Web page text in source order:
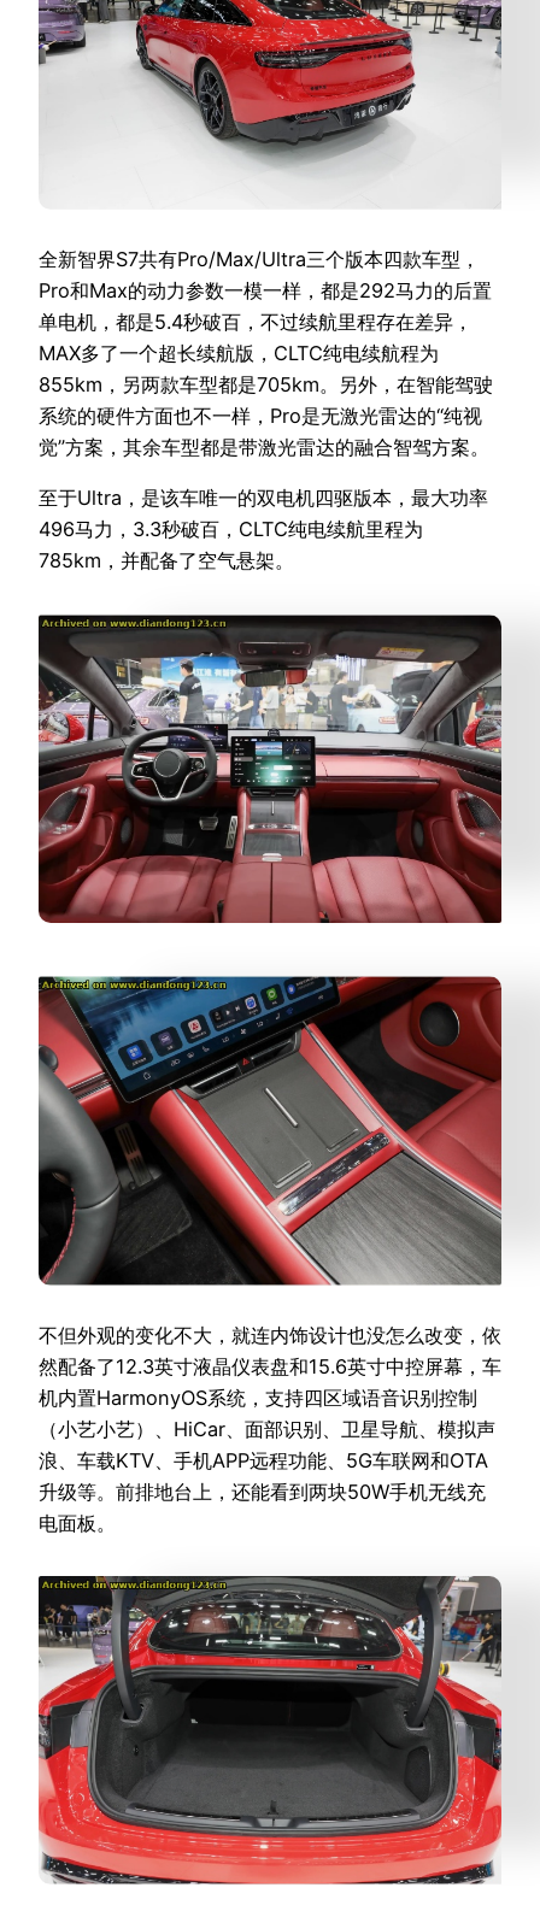
全新智界S7共有Pro/Max/Ultra三个版本四款车型，
Pro和Max的动力参数一模一样，都是292马力的后置
单电机，都是5.4秒破百，不过续航里程存在差异，
MAX多了一个超长续航版，CLTC纯电续航程为
855km，另两款车型都是705km。另外，在智能驾驶
系统的硬件方面也不一样，Pro是无激光雷达的“纯视
觉”方案，其余车型都是带激光雷达的融合智驾方案。
至于Ultra，是该车唯一的双电机四驱版本，最大功率
496马力，3.3秒破百，CLTC纯电续航里程为
785km，并配备了空气悬架。
不但外观的变化不大，就连内饰设计也没怎么改变，依
然配备了12.3英寸液晶仪表盘和15.6英寸中控屏幕，车
机内置HarmonyOS系统，支持四区域语音识别控制
（小艺小艺）、HiCar、面部识别、卫星导航、模拟声
浪、车载KTV、手机APP远程功能、5G车联网和OTA
升级等。前排地台上，还能看到两块50W手机无线充
电面板。